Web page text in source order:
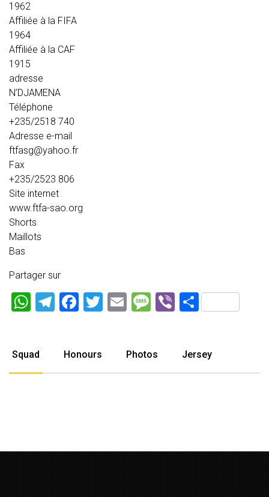
1962
Affiliée à la FIFA
1964
Affiliée à la CAF
1915
adresse
N’DJAMENA
Téléphone
+235/2518 740
Adresse e-mail
ftfasg@yahoo.fr
Fax
+235/2523 806
Site internet
www.ftfa-sao.org
Shorts
Maillots
Bas
Partager sur
WhatsApp
Telegram
Facebook
Twitter
EmailMessage
Viber
Squad Honours Photos Jersey